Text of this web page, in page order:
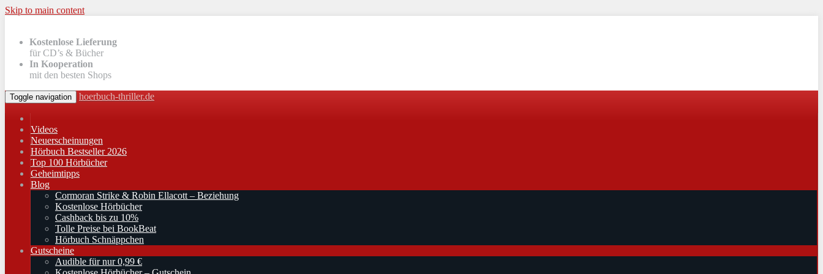
Skip to main content
Kostenlose Lieferung
für CD’s & Bücher
In Kooperation
mit den besten Shops
Toggle navigation hoerbuch-thriller.de
Videos
Neuerscheinungen
Hörbuch Bestseller 2026
Top 100 Hörbücher
Geheimtipps
Blog
Cormoran Strike & Robin Ellacott – Beziehung
Kostenlose Hörbücher
Cashback bis zu 10%
Tolle Preise bei BookBeat
Hörbuch Schnäppchen
Gutscheine
Audible für nur 0,99 €